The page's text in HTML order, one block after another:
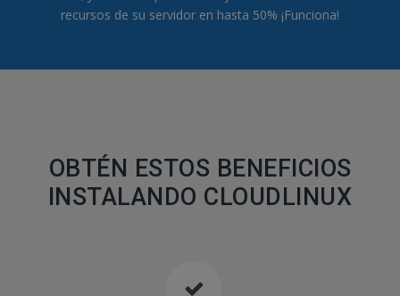
recursos de su servidor en hasta 50% ¡Funciona!
OBTÉN ESTOS BENEFICIOS
INSTALANDO CLOUDLINUX